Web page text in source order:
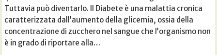
Tuttavia può diventarlo. Il Diabete è una malattia cronica
caratterizzata dall’aumento della glicemia, ossia della
concentrazione di zucchero nel sangue che l’organismo non
è in grado di riportare alla…